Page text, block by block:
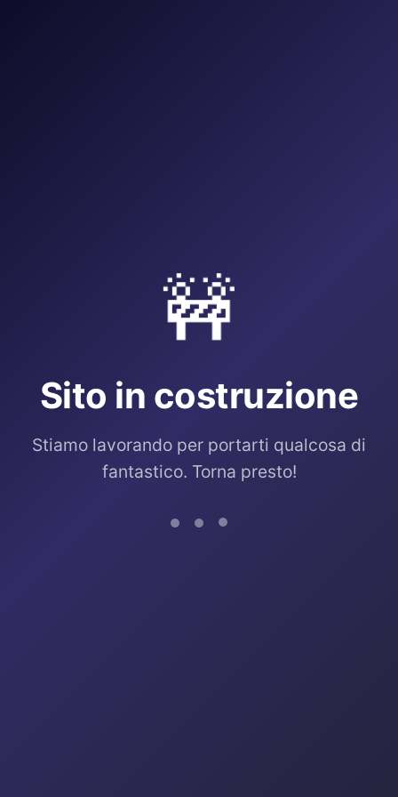
🚧
Sito in costruzione
Stiamo lavorando per portarti qualcosa di
fantastico. Torna presto!